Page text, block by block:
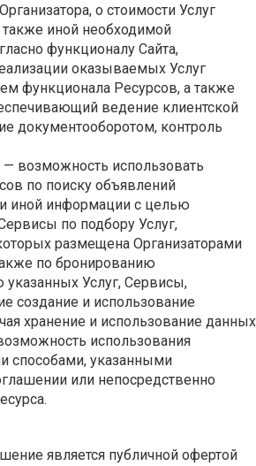
о стоимости Услуг
также иной необходимой
функционалу Сайта,
оказываемых Услуг
функционала Ресурсов, а также
ведение клиентской
документооборотом, контроль
возможность использовать
по поиску объявлений
иной информации с целью
по подбору Услуг,
размещена Организаторами
по бронированию
указанных Услуг, Сервисы,
создание и использование
хранение и использование данных
использования
способами, указанными
или непосредственно
является публичной офертой